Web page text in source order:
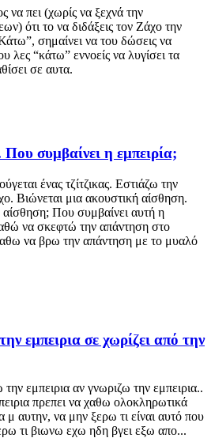
να πει (χωρίς να ξεχνά την
ότι το να διδάξεις τον Ζάχο την
σημαίνει να του δώσεις να
λες “κάτω” εννοείς να λυγίσει τα
σε αυτα.
συμβαίνει η εμπειρία;
ένας τζίτζικας. Εστιάζω την
Βιώνεται μια ακουστική αίσθηση.
Που συμβαίνει αυτή η
να σκεφτώ την απάντηση στο
να βρω την απάντηση με το μυαλό
εμπειρια σε χωρίζει από την
εμπειρια αν γνωριζω την εμπειρια..
πρεπει να χαθω ολοκληρωτικά
μ αυτην, να μην ξερω τι είναι αυτό που
τι βιωνω εχω ηδη βγει εξω απο...